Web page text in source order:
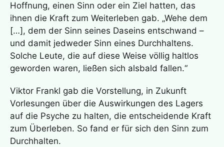
Hoffnung, einen Sinn oder ein Ziel hatten, das
ihnen die Kraft zum Weiterleben gab. „Wehe dem
[…], dem der Sinn seines Daseins entschwand –
und damit jedweder Sinn eines Durchhaltens.
Solche Leute, die auf diese Weise völlig haltlos
geworden waren, ließen sich alsbald fallen.“
Viktor Frankl gab die Vorstellung, in Zukunft
Vorlesungen über die Auswirkungen des Lagers
auf die Psyche zu halten, die entscheidende Kraft
zum Überleben. So fand er für sich den Sinn zum
Durchhalten.